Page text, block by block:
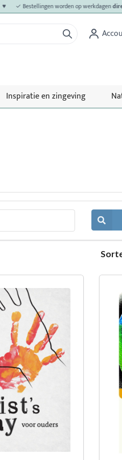
✓ Bestellingen worden op werkdagendirect
Inspiratie en zingeving